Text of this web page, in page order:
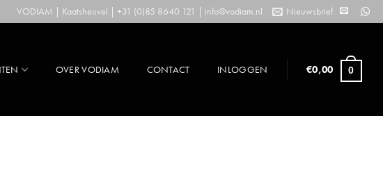
VODIAM | Kaatsheuvel | +31 (0)85 8640 121 | info@vodiam.nl Nieuwsbrief
OVER VODIAM CONTACT INLOGGEN €0,00 0